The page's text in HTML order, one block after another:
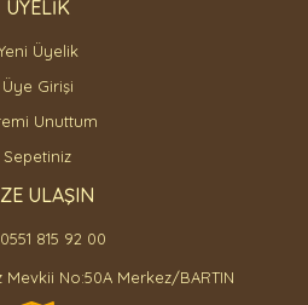
ÜYELİK
Üyelik
Üye Girişi
Unuttum
Sepetiniz
ULAŞIN
0551 815 92 00
Mevkii No:50A Merkez/BARTIN